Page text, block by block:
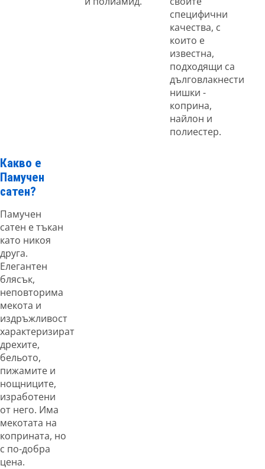
специфични
качества, с
които е
известна,
подходящи са
дълговлакнести
нишки -
коприна,
найлон и
полиестер.
Какво е
Памучен
сатен?
Памучен
сатен е тъкан
като никоя
друга.
Елегантен
блясък,
неповторима
мекота и
издръжливост
характеризират
дрехите,
бельото,
пижамите и
нощниците,
изработени
от него. Има
мекотата на
коприната, но
с по-добра
цена.